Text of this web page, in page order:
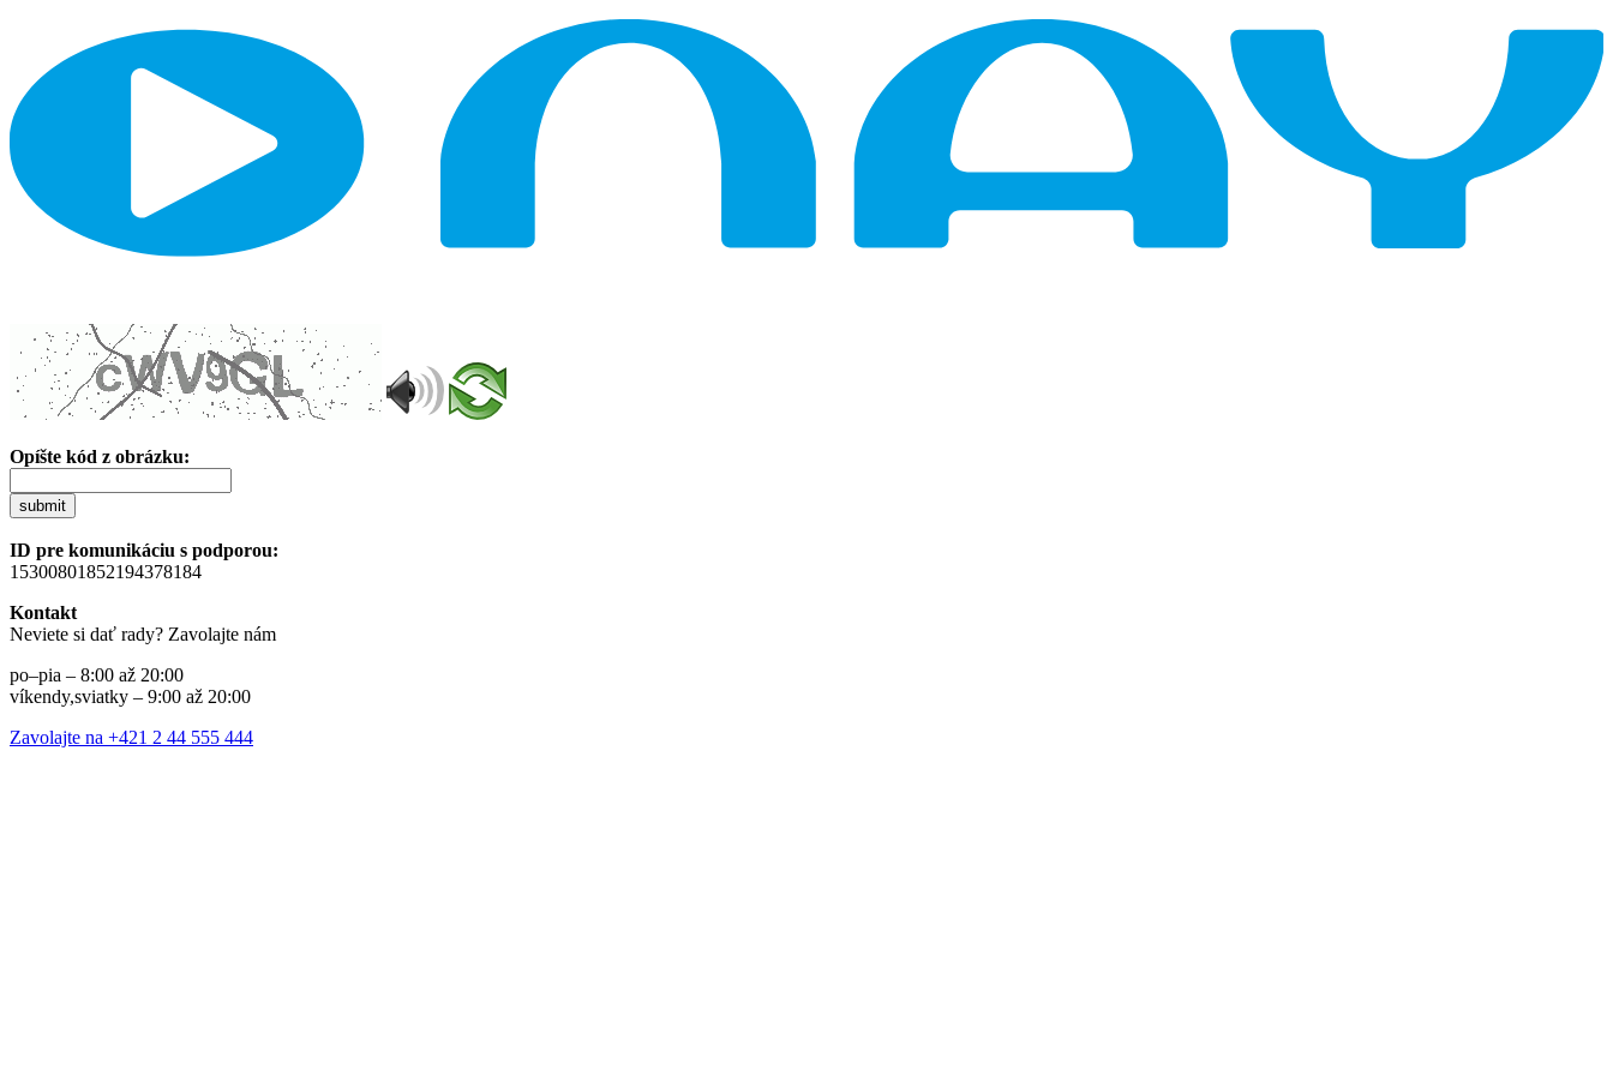
Opíšte kód z obrázku:
submit
ID pre komunikáciu s podporou:
15300801852194378184
Kontakt
Neviete si dať rady? Zavolajte nám
po–pia – 8:00 až 20:00
víkendy,sviatky – 9:00 až 20:00
Zavolajte na +421 2 44 555 444